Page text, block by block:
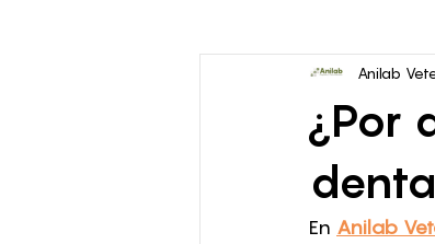
Imágenes Diagnósticas
¿Por
Anilab
En Anilab